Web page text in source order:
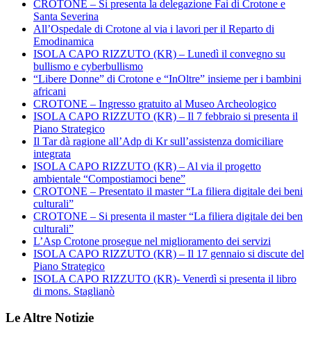
CROTONE – Si presenta la delegazione Fai di Crotone e
Santa Severina
All’Ospedale di Crotone al via i lavori per il Reparto di
Emodinamica
ISOLA CAPO RIZZUTO (KR) – Lunedì il convegno su
bullismo e cyberbullismo
“Libere Donne” di Crotone e “InOltre” insieme per i bambini
africani
CROTONE – Ingresso gratuito al Museo Archeologico
ISOLA CAPO RIZZUTO (KR) – Il 7 febbraio si presenta il
Piano Strategico
Il Tar dà ragione all’Adp di Kr sull’assistenza domiciliare
integrata
ISOLA CAPO RIZZUTO (KR) – Al via il progetto
ambientale “Compostiamoci bene”
CROTONE – Presentato il master “La filiera digitale dei beni
culturali”
CROTONE – Si presenta il master “La filiera digitale dei ben
culturali”
L’Asp Crotone prosegue nel miglioramento dei servizi
ISOLA CAPO RIZZUTO (KR) – Il 17 gennaio si discute del
Piano Strategico
ISOLA CAPO RIZZUTO (KR)- Venerdì si presenta il libro
di mons. Staglianò
Le Altre Notizie